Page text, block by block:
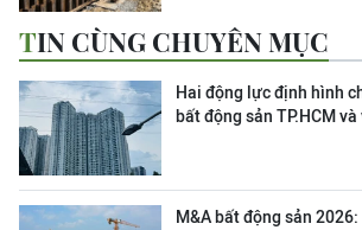
TIN CÙNG CHUYÊN MỤC
Hai động lực định hình
bất động sản TP.HCM
M&A bất động sản